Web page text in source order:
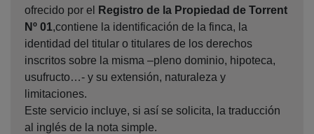
ofrecido por el
Registro de la Propiedad de Torrent
Nº 01,contiene la identificación de la finca, la
identidad del titular o titulares de los derechos
inscritos sobre la misma –pleno dominio, hipoteca,
usufructo…- y su extensión, naturaleza y
limitaciones.
Este servicio incluye, si así se solicita, la traducción
al inglés de la nota simple.